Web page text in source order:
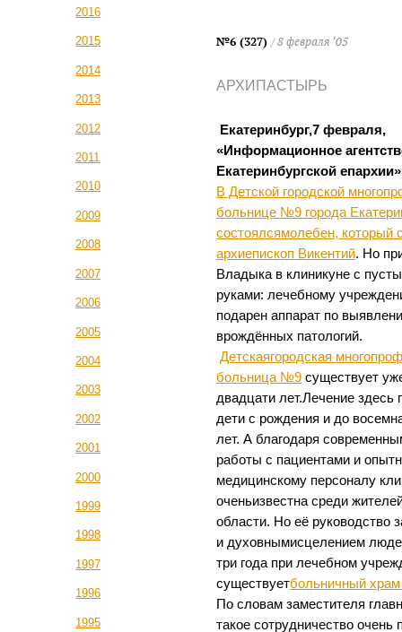
2016
2015
2014
2013
2012
2011
2010
2009
2008
2007
2006
2005
2004
2003
2002
2001
2000
1999
1998
1997
1996
1995
№6 (327) / 8 февраля ‘05
АРХИПАСТЫРЬ
Екатеринбург,7 февраля,
«Информационное
Екатеринбургской
В Детской городской
больнице №9 города
состоялсямолебен, который
архиепископ Викентий. Но
Владыка в клиникуне с
руками: лечебному
подарен аппарат по
врождённых патологий.
Детскаягородская
больница №9 существует
двадцати лет.Лечение здесь
дети с рождения и до
лет. А благодаря
работы с пациентами и
медицинскому персоналу
оченьизвестна среди
области. Но её руководство
и духовнымисцелением
три года при лечебном
существуетбольничный
По словам заместителя
такое сотрудничество очень